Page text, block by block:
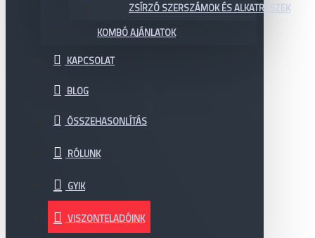
ZSÍRZÓ SZERSZÁMOK ÉS ALKATRÉSZEK
KOMBÓ AJÁNLATOK
KAPCSOLAT
BLOG
ÖSSZEHASONLÍTÁS
RÓLUNK
GYIK
VISZONTELADÓINK